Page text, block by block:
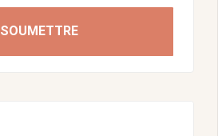
SOUMETTRE